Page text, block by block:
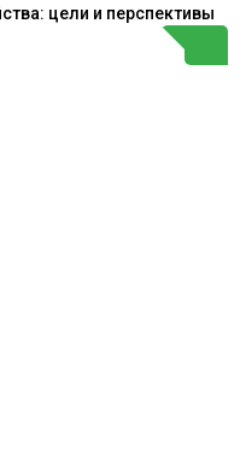
цели и перспективы